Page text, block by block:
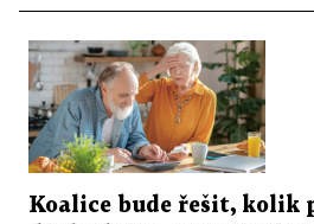
Koalice bude řešit, kolik